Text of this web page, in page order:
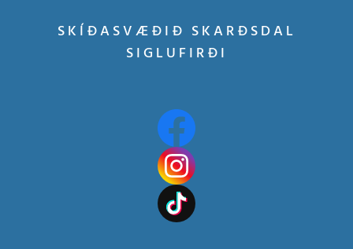
SKÍÐASVÆÐIÐ SKARÐSDAL
SIGLUFIRÐI